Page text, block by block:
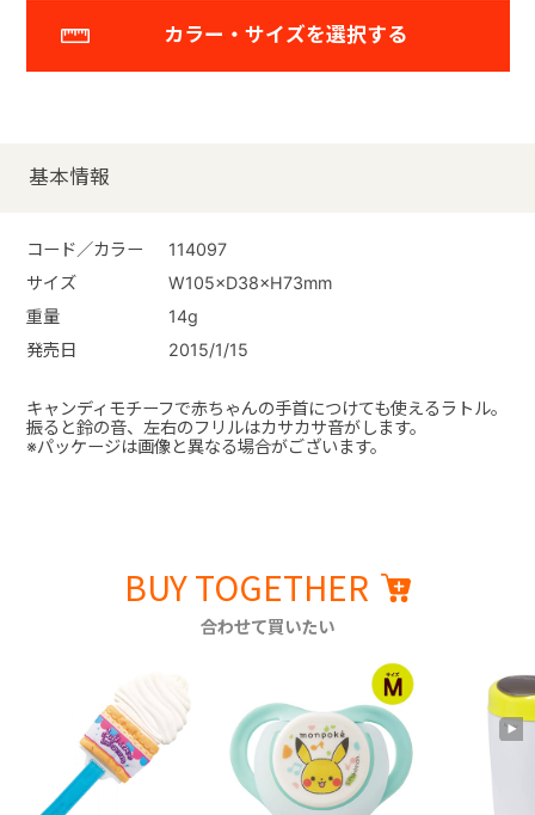
カラー・サイズを選択する
基本情報
コード／カラー
114097
サイズ
W105×D38×H73mm
重量
14g
発売日
2015/1/15
キャンディモチーフで赤ちゃんの手首につけても使えるラトル。
振ると鈴の音、左右のフリルはカサカサ音がします。
※パッケージは画像と異なる場合がございます。
BUY TOGETHER
合わせて買いたい